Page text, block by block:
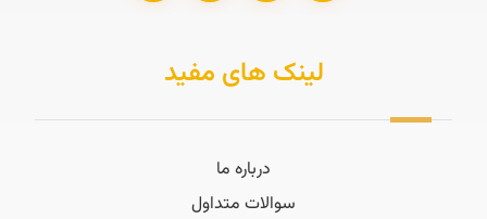
لینک های مفید
درباره ما
سوالات متداول